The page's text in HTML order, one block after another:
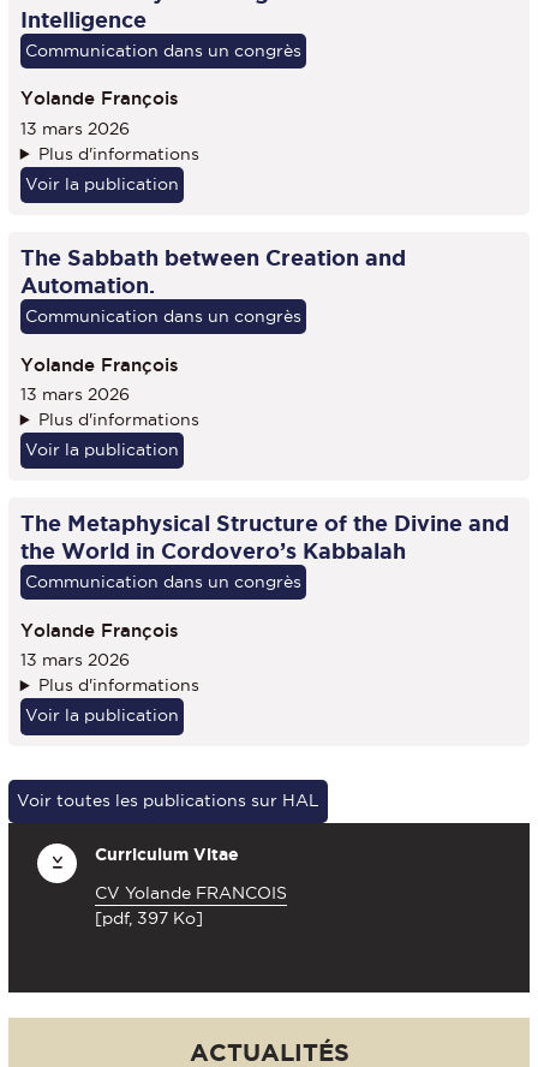
Intelligence
Communication dans un congrès
Yolande François
13 mars 2026
Plus d'informations
Voir la publication
The Sabbath between Creation and
Automation.
Communication dans un congrès
Yolande François
13 mars 2026
Plus d'informations
Voir la publication
The Metaphysical Structure of the Divine and
the World in Cordovero’s Kabbalah
Communication dans un congrès
Yolande François
13 mars 2026
Plus d'informations
Voir la publication
Voir toutes les publications sur HAL
Curriculum Vitae
CV Yolande FRANCOIS
[pdf, 397 Ko]
ACTUALITÉS